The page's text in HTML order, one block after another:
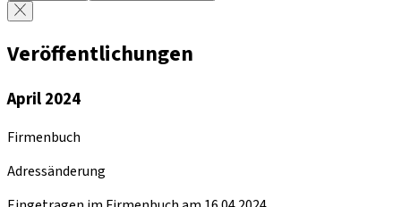
Veröffentlichungen
April 2024
Firmenbuch
Adressänderung